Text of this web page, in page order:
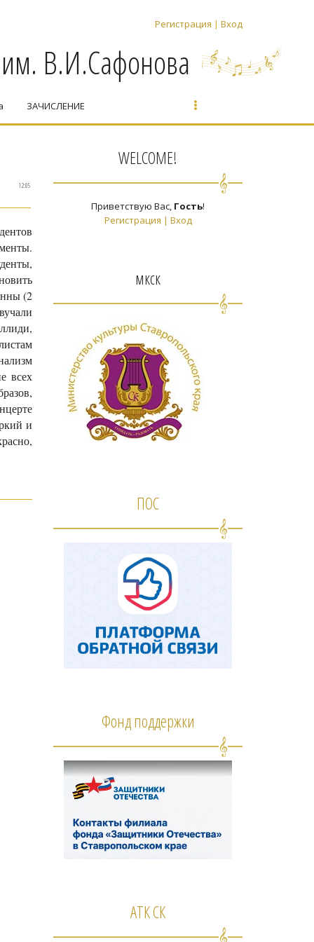
Регистрация | Вход
им. В.И.Сафонова
ЗАЧИСЛЕНИЕ
12:05
.
(2
всех
и
WELCOME!
Приветствую Вас, Гость!
Регистрация | Вход
мкск
ПОС
Фонд поддержки
АТК СК